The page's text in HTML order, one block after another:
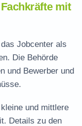
mit
Jobcenter als
Die Behörde
und Bewerber und
und mittlere
Details zu den